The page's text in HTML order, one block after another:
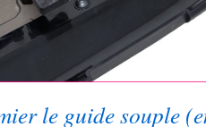
le guide souple